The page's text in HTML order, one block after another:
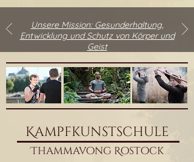
Unsere Mission: Gesunderhaltung,
Entwicklung und Schutz von Körper und
Geist
Kampfkunstschule
Thammavong Rostock